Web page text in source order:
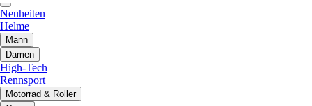
Neuheiten
Helme
Mann
Damen
High-Tech
Rennsport
Motorrad & Roller